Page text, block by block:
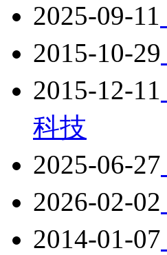
2025-09-11
2015-10-29
2015-12-11
科技
2025-06-27
2026-02-02
2014-01-07